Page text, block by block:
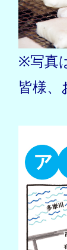
※写真
皆様、